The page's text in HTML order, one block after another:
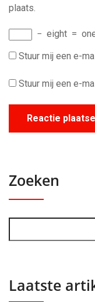
plaats.
− eight =
Stuur mij een e-
Stuur mij een e-
Zoeken
Laatste